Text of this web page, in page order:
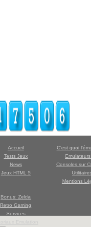
Accueil
Tests Jeux
News
Jeux HTML 5
C'est quoi
Consoles sur
Mentions
Bonus: Zelda
Retro Gaming
Services